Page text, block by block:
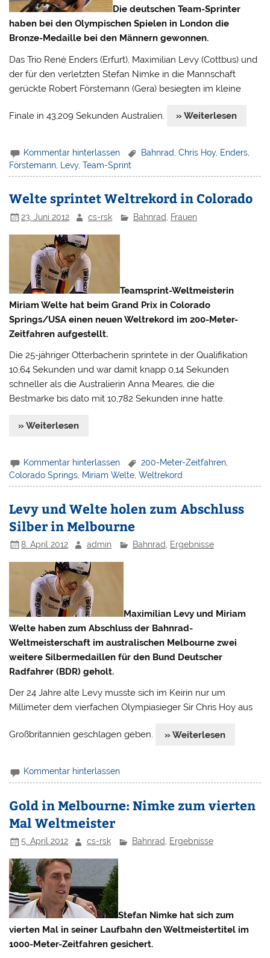
Die deutschen Team-Sprinter
haben bei den Olympischen Spielen in London die
Bronze-Medaille bei den Männern gewonnen.
Das Trio René Enders (Erfurt), Maximilian Levy (Cottbus) und
der für den verletzten Stefan Nimke in die Mannschaft
gerückte Robert Förstemann (Gera) besiegten im kleine
Finale in 43,209 Sekunden Australien. » Weiterlesen
Kommentar hinterlassen Bahnrad ,Chris Hoy, Enders
Förstemann
Levy,Team-Sprint
Welte sprintet Weltrekord in Colorado
23. Juni 2012 cs-rsk Bahnrad Frauen
Teamsprint-Weltmeisterin
Miriam Welte hat beim Grand Prix in Colorado
Springs/USA einen neuen Weltrekord im 200-Meter-
Zeitfahren aufgestellt.
Die 25-jähriger Otterbacherin sprintete in der Qualifikation
10,64 Sekunden und war damit knapp 0,14 Sekunden
schneller als die Australierin Anna Meares, die die
Bestmarke bis dato mit 10,782 Sekunden inne hatte.
» Weiterlesen
Kommentar hinterlassen 200-Meter-Zeitfahren
Colorado Springs, Miriam Welte,Weltrekord
Levy und Welte holen zum Abschluss
Silber in Melbourne
8. April 2012 admin Bahnrad Ergebnisse
Maximilian Levy und Miriam
Welte haben zum Abschluss der Bahnrad-
Weltmeisterschaft im australischen Melbourne zwei
weitere Silbermedaillen für den Bund Deutscher
Radfahrer (BDR) geholt.
Der 24 Jahre alte Levy musste sich im Keirin nur um
Millimeter dem vierfachen Olympiasieger Sir Chris Hoy aus
Großbritannien geschlagen geben. » Weiterlesen
Kommentar hinterlassen
Gold in Melbourne: Nimke zum vierten
Mal Weltmeister
5. April 2012 cs-rsk Bahnrad, Ergebnisse
Stefan Nimke hat sich zum
vierten Mal in seiner Laufbahn den Weltmeistertitel im
1000-Meter-Zeitfahren gesichert.